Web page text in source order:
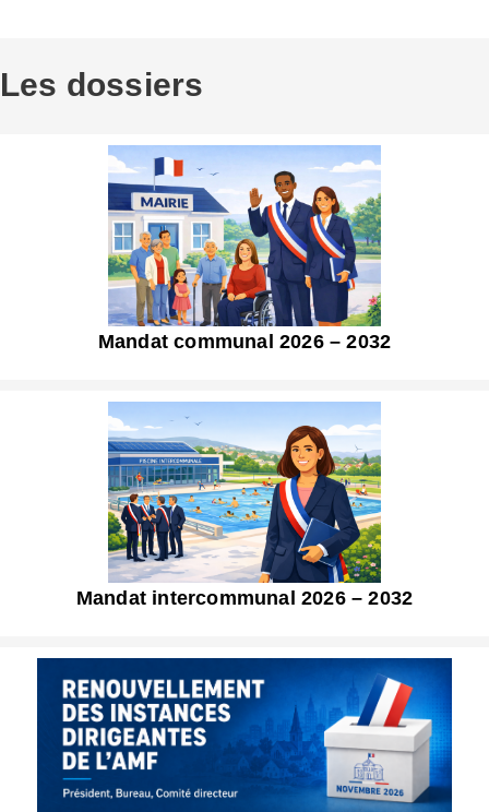
Les dossiers
Mandat communal 2026 – 2032
Mandat intercommunal 2026 – 2032